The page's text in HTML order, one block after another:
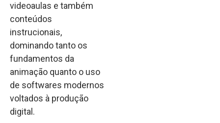
videoaulas e também
conteúdos
instrucionais,
dominando tanto os
fundamentos da
animação quanto o uso
de softwares modernos
voltados à produção
digital.